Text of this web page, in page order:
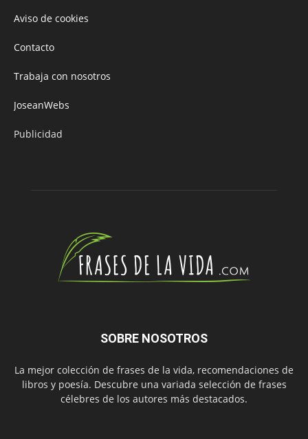
Aviso de cookies
Contacto
Trabaja con nosotros
JoseanWebs
Publicidad
SOBRE NOSOTROS
La mejor colección de frases de la vida, recomendaciones de
libros y poesía. Descubre una variada selección de frases
célebres de los autores más destacados.